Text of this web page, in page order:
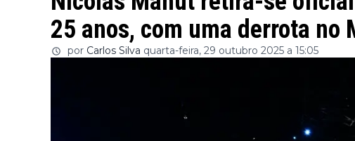
25 anos, com uma derrota no
por Carlos Silva quarta-feira, 29 outubro 2025 a 15:05